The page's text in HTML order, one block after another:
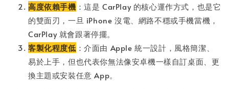
高度依賴手機 ：這是 CarPlay 的核心運作方式，也是它
的雙面刃，一旦 iPhone 沒電、網路不穩或手機當機，
CarPlay 就會跟著停擺。
客製化程度低 ：介面由 Apple 統一設計，風格簡潔、
易於上手，但也代表你無法像安卓機一樣自訂桌面、更
換主題或安裝任意 App。